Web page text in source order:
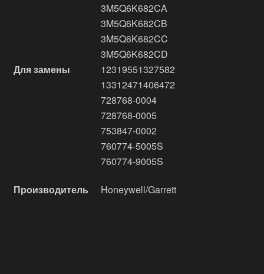
Для замены
3M5Q6K682CA
3M5Q6K682CB
3M5Q6K682CC
3M5Q6K682CD
12319551327582
13312471406472
728768-0004
728768-0005
753847-0002
760774-5005S
760774-9005S
Производитель Honeywell/Garrett